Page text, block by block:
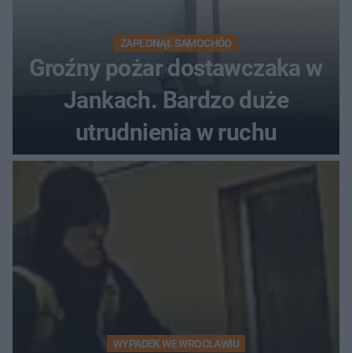
ZAPŁONĄŁ SAMOCHÓD
Groźny pożar dostawczaka w
Jankach. Bardzo duże
utrudnienia w ruchu
WYPADEK WE WROCŁAWIU